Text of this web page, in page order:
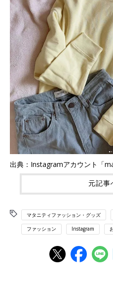
出典：Instagramアカウント「
元記事
マタニティファッション・グッズ
ファッション Instagram